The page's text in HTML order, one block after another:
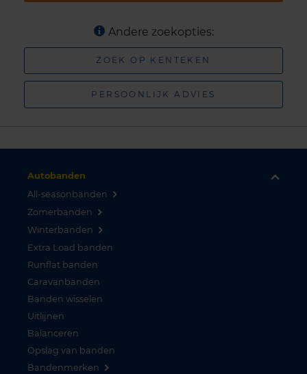
Andere zoekopties:
ZOEK OP KENTEKEN
PERSOONLIJK ADVIES
Autobanden
All-seasonbanden
Zomerbanden
Winterbanden
Extra Load banden
Runflat banden
Caravanbanden
Banden wisselen
Uitlijnen
Balanceren
Opslag van banden
Bandenmerken